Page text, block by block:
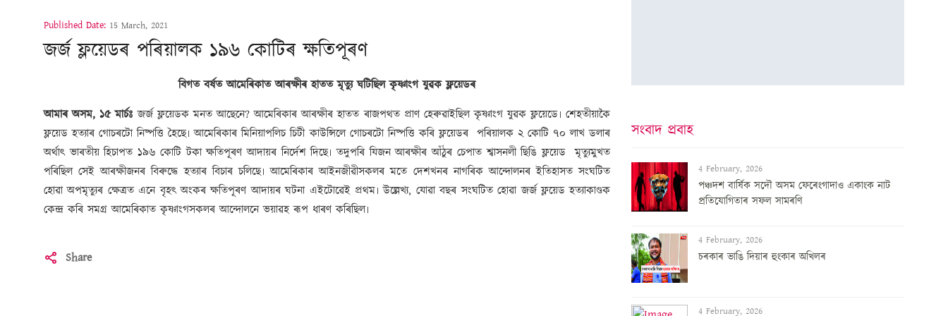
Published Date: 15 March, 2021
জৰ্জ ফ্লয়েডৰ পৰিয়ালক ১৯৬ কোটিৰ ক্ষতিপূৰণ
বিগত বৰ্ষত আমেৰিকাত আৰক্ষীৰ হাতত মৃত্যু ঘটিছিল কৃষ্ণাংগ যুৱক ফ্লয়েডৰ
আমাৰ অসম, ১৫ মাৰ্চঃ জৰ্জ ফ্লয়েডক মনত আছেনে? আমেৰিকাৰ আৰক্ষীৰ হাতত ৰাজপথত প্ৰাণ হেৰুৱাইছিল কৃষ্ণাংগ যুৱক ফ্লয়েডে৷ শেহতীয়াকৈ
ফ্লয়েড হত্যাৰ গোচৰটো নিষ্পত্তি হৈছে৷ আমেৰিকাৰ মিনিয়াপলিচ চিটী কাউন্সিলে গোচৰটো নিষ্পত্তি কৰি ফ্লয়েডৰ পৰিয়ালক ২ কোটি ৭০ লাখ ডলাৰ
অৰ্থাৎ ভাৰতীয় হিচাপত ১৯৬ কোটি টকা ক্ষতিপূৰণ আদায়ৰ নিৰ্দেশ দিছে৷ তদুপৰি যিজন আৰক্ষীৰ আঁঠুৰ চেপাত শ্বাসনলী ছিঙি ফ্লয়েড মৃত্যুমুখত
পৰিছিল সেই আৰক্ষীজনৰ বিৰুদ্ধে হত্যাৰ বিচাৰ চলিছে৷ আমেৰিকাৰ আইনজীৱীসকলৰ মতে দেশখনৰ নাগৰিক আন্দোলনৰ ইতিহাসত সংঘটিত
হোৱা অপমৃত্যুৰ ক্ষেত্ৰত এনে বৃহৎ অংকৰ ক্ষতিপূৰণ আদায়ৰ ঘটনা এইটোৱেই প্ৰথম৷ উল্লেখ্য, যোৱা বছৰ সংঘটিত হোৱা জৰ্জ ফ্লয়েড হত্যাকাণ্ডক
কেন্দ্ৰ কৰি সমগ্ৰ আমেৰিকাত কৃষ্ণাংগসকলৰ আন্দোলনে ভয়াৱহ ৰূপ ধাৰণ কৰিছিল৷
Share
সংবাদ প্ৰবাহ
4 February, 2026
পঞ্চদশ বার্ষিক সদৌ অসম ফেৰেংগাদাও একাংক নাট
প্রতিযোগিতাৰ সফল সামৰণি
4 February, 2026
চৰকাৰ ভাঙি দিয়াৰ হুংকাৰ অখিলৰ
4 February, 2026